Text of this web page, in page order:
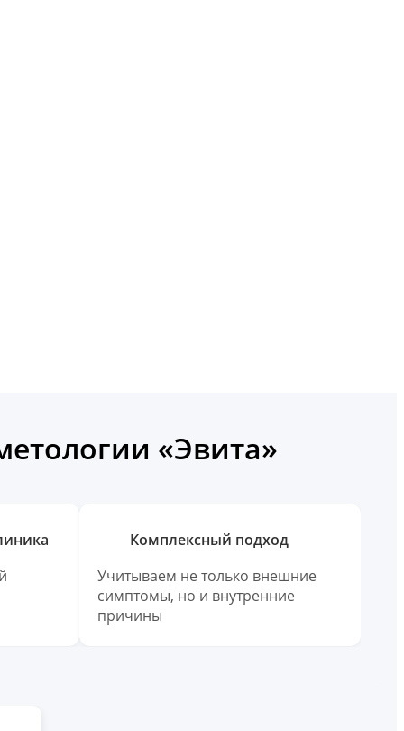
«Эвита»
Комплексный подход
Учитываем не только внешние
симптомы, но и внутренние
причины